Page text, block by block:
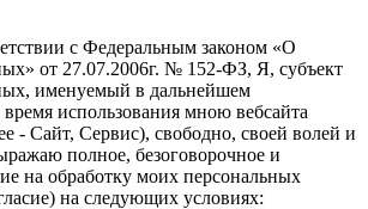
с Федеральным законом «О
от 27.07.2006г. № 152-ФЗ, Я, субъект
именуемый в дальнейшем
время использования мною вебсайта
- Сайт, Сервис), свободно, своей волей и
полное, безоговорочное и
на обработку моих персональных
на следующих условиях: